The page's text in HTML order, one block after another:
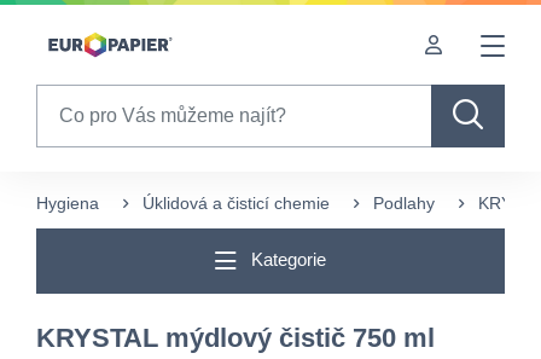
Table Of Content
Hygiena Úklidová a čisticí chemie Podlahy
Kategorie
KRYSTAL mýdlový čistič 750 ml